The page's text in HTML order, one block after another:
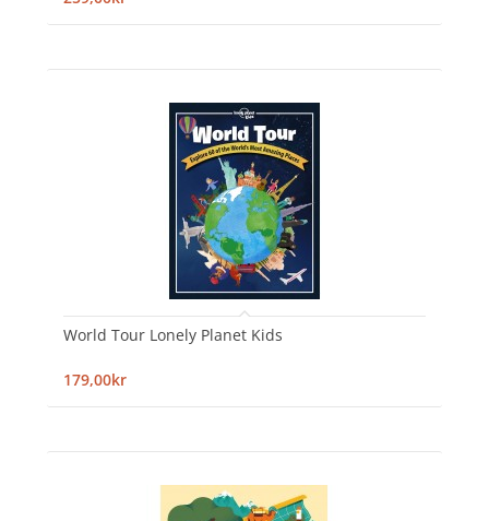
World Tour Lonely Planet Kids
179,00kr